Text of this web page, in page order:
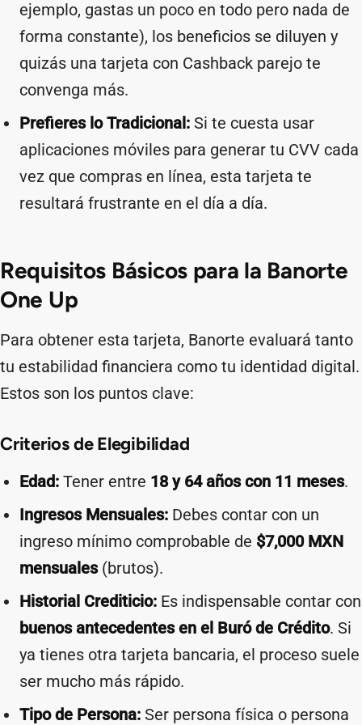
ejemplo, gastas un poco en todo pero nada de
forma constante), los beneficios se diluyen y
quizás una tarjeta con Cashback parejo te
convenga más.
Prefieres lo Tradicional: Si te cuesta usar
aplicaciones móviles para generar tu CVV cada
vez que compras en línea, esta tarjeta te
resultará frustrante en el día a día.
Requisitos Básicos para la Banorte
One Up
Para obtener esta tarjeta, Banorte evaluará tanto
tu estabilidad financiera como tu identidad digital.
Estos son los puntos clave:
Criterios de Elegibilidad
Edad: Tener entre 18 y 64 años con 11 meses.
Ingresos Mensuales: Debes contar con un
ingreso mínimo comprobable de $7,000 MXN
mensuales(brutos).
Historial Crediticio: Es indispensable contar con
buenos antecedentes en el Buró de Crédito. Si
ya tienes otra tarjeta bancaria, el proceso suele
ser mucho más rápido.
Tipo de Persona: Ser persona física o persona